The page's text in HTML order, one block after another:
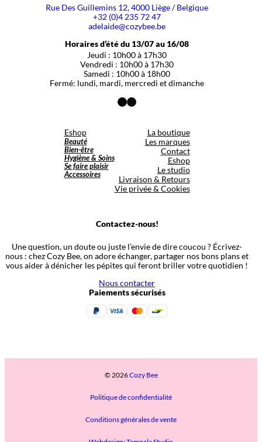
Rue Des Guillemins 12, 4000 Liège / Belgique
+32 (0)4 235 72 47
adelaide@cozybee.be
Horaires d’été du 13/07 au 16/08
Jeudi : 10h00 à 17h30
Vendredi : 10h00 à 17h30
Samedi : 10h00 à 18h00
Fermé: lundi, mardi, mercredi et dimanche
Facebook
Instagram
Eshop
Beauté
Bien-être
Hygiène & Soins
Se faire plaisir
Accessoires
La boutique
Les marques
Contact
Eshop
Le studio
Livraison & Retours
Vie privée & Cookies
Contactez-nous!
Une question, un doute ou juste l’envie de dire coucou ? Écrivez-
nous : chez Cozy Bee, on adore échanger, partager nos bons plans et
vous aider à dénicher les pépites qui feront briller votre quotidien !
Nous contacter
Paiements sécurisés
© 2026Cozy Bee
Politique de confidentialité
Conditions générales de vente